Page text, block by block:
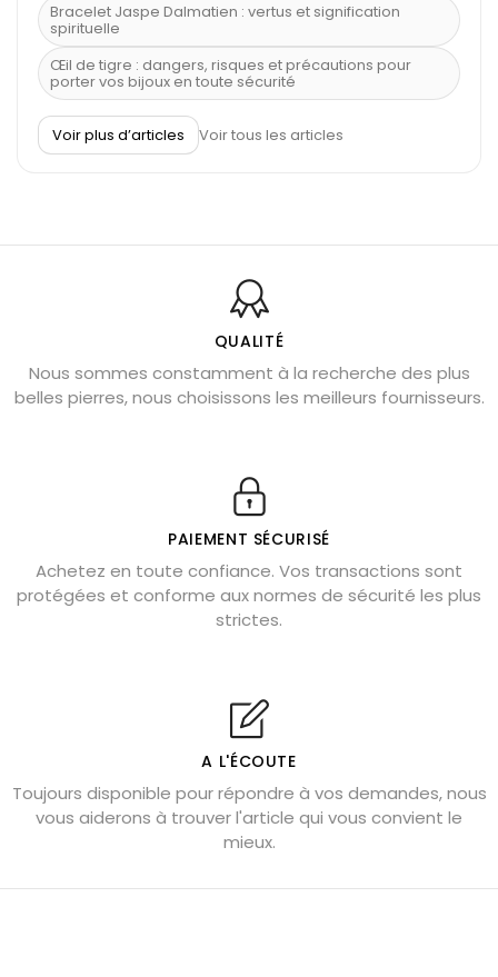
Bracelet Jaspe Dalmatien : vertus et signification
spirituelle
Œil de tigre : dangers, risques et précautions pour
porter vos bijoux en toute sécurité
À quel poignet porter un bracelet de pierre
Découvrez le scorpion et ses pierres
Bienfaits de la sélénite – pierre des anges
L’améthyste est-elle faite pour moi ?
Chrysocolle : pierre apaisante
Obsidienne dorée : vertus et signification
Véritable citrine naturelle non chauffée
Où placer la citrine dans la maison
Cornaline : propriétés magiques
Capricorne : quelles pierres choisir
Shungite : purification et protection
Bagues en labradorite argent 925
Lapis lazuli : propriétés et précautions
Citrine : propriétés magiques
Aigue-marine : propriétés et couleurs
Voir plus d’articles Voir tous les articles
QUALITÉ
Nous sommes constamment à la recherche des plus
belles pierres, nous choisissons les meilleurs fournisseurs.
PAIEMENT SÉCURISÉ
Achetez en toute confiance. Vos transactions sont
protégées et conforme aux normes de sécurité les plus
strictes.
A L'ÉCOUTE
Toujours disponible pour répondre à vos demandes, nous
vous aiderons à trouver l'article qui vous convient le
mieux.